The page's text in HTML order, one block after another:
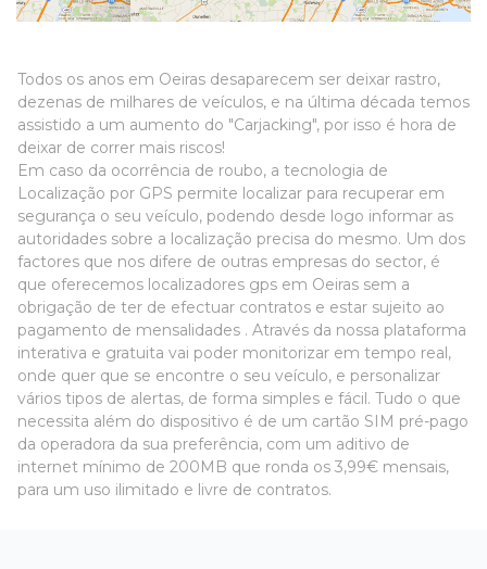
Todos os anos em Oeiras desaparecem ser deixar rastro,
dezenas de milhares de veículos, e na última década temos
assistido a um aumento do "Carjacking", por isso é hora de
deixar de correr mais riscos!
Em caso da ocorrência de roubo, a tecnologia de
Localização por GPS permite localizar para recuperar em
segurança o seu veículo, podendo desde logo informar as
autoridades sobre a localização precisa do mesmo. Um dos
factores que nos difere de outras empresas do sector, é
que oferecemos localizadores gps em Oeiras sem a
obrigação de ter de efectuar contratos e estar sujeito ao
pagamento de mensalidades . Através da nossa plataforma
interativa e gratuita vai poder monitorizar em tempo real,
onde quer que se encontre o seu veículo, e personalizar
vários tipos de alertas, de forma simples e fácil. Tudo o que
necessita além do dispositivo é de um cartão SIM pré-pago
da operadora da sua preferência, com um aditivo de
internet mínimo de 200MB que ronda os 3,99€ mensais,
para um uso ilimitado e livre de contratos.